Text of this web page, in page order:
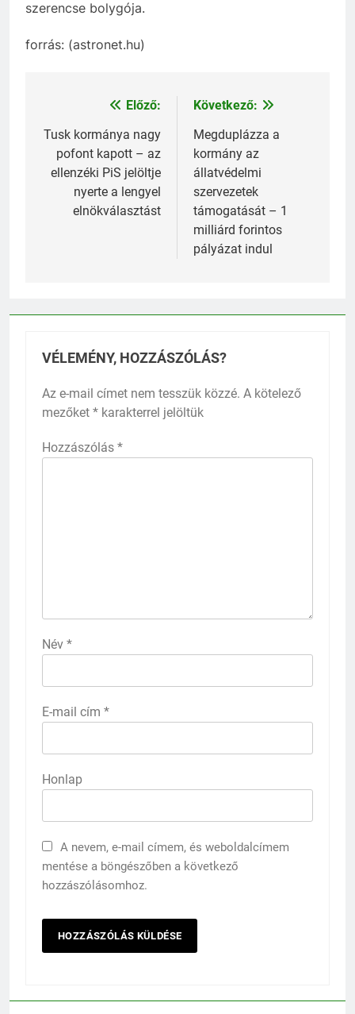
szerencse bolygója.
forrás: (astronet.hu)
Bejegyzés
navigáció
Előző:
Tusk kormánya nagy
pofont kapott – az
ellenzéki PiS jelöltje
nyerte a lengyel
elnökválasztást
Következő:
Megduplázza a
kormány az
állatvédelmi
szervezetek
támogatását – 1
milliárd forintos
pályázat indul
VÉLEMÉNY, HOZZÁSZÓLÁS?
Az e-mail címet nem tesszük közzé. A kötelező
mezőket * karakterrel jelöltük
Hozzászólás *
Név *
E-mail cím *
Honlap
A nevem, e-mail címem, és weboldalcímem
mentése a böngészőben a következő
hozzászólásomhoz.